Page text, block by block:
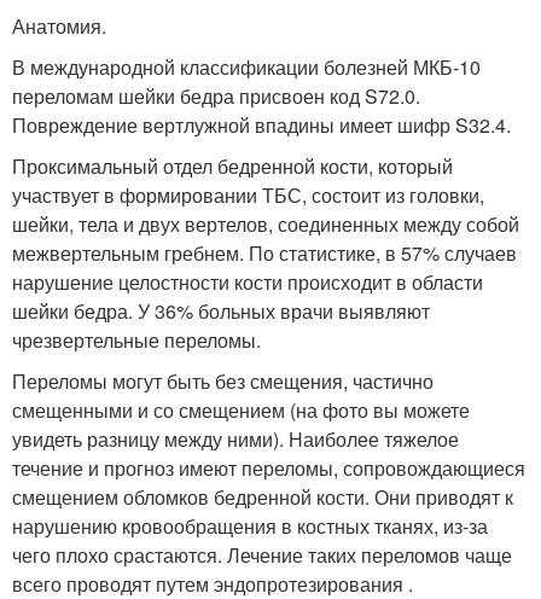
Анатомия.
В международной классификации болезней МКБ-10
переломам шейки бедра присвоен код S72.0.
Повреждение вертлужной впадины имеет шифр S32.4.
Проксимальный отдел бедренной кости, который
участвует в формировании ТБС, состоит из головки,
шейки, тела и двух вертелов, соединенных между собой
межвертельным гребнем. По статистике, в 57% случаев
нарушение целостности кости происходит в области
шейки бедра. У 36% больных врачи выявляют
чрезвертельные переломы.
Переломы могут быть без смещения, частично
смещенными и со смещением (на фото вы можете
увидеть разницу между ними). Наиболее тяжелое
течение и прогноз имеют переломы, сопровождающиеся
смещением обломков бедренной кости. Они приводят к
нарушению кровообращения в костных тканях, из-за
чего плохо срастаются. Лечение таких переломов чаще
всего проводят путем эндопротезирования .